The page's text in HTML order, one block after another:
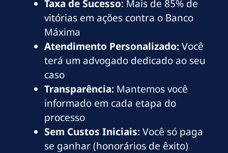
Taxa de Sucesso: Mais de 85% de
vitórias em ações contra o Banco
Máxima
Atendimento Personalizado:Você
terá um advogado dedicado ao seu
caso
Transparência: Mantemos você
informado em cada etapa do
processo
Sem Custos Iniciais:Você só paga
se ganhar (honorários de êxito)